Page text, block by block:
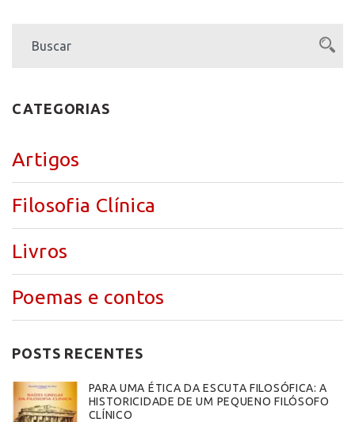
CATEGORIAS
Artigos
Filosofia Clínica
Livros
Poemas e contos
POSTS RECENTES
PARA UMA ÉTICA DA ESCUTA FILOSÓFICA: A
HISTORICIDADE DE UM PEQUENO FILÓSOFO
CLÍNICO